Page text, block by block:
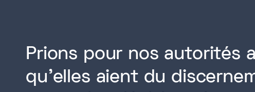
Prions pour nos autorités
qu'elles aient du